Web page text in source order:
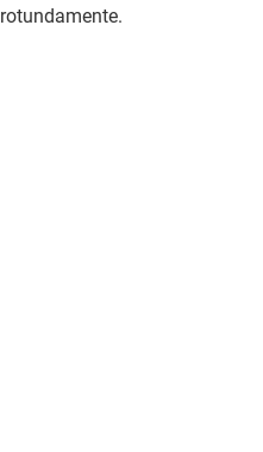
rotundamente.